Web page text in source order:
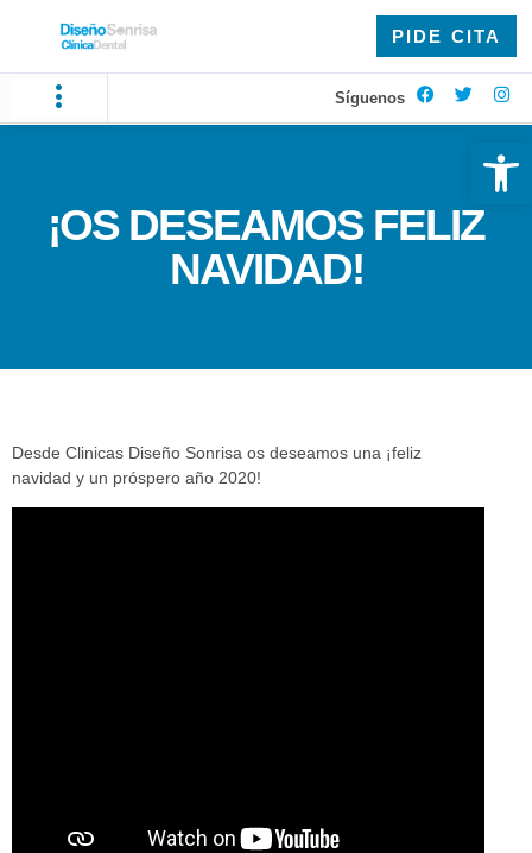
PIDE CITA
Síguenos
¡OS DESEAMOS FELIZ
NAVIDAD!
Desde Clinicas Diseño Sonrisa os deseamos una ¡feliz
navidad y un próspero año 2020!